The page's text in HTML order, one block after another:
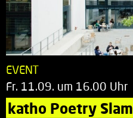
EVENT
Fr. 11.09. um 16.00 Uhr
katho Poetry Slam